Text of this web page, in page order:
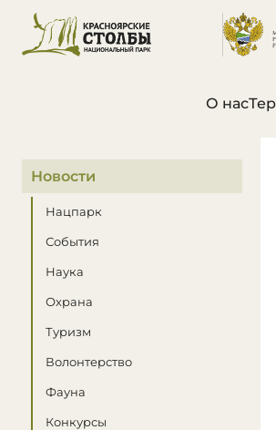
О нас
В этом разделе
Новости
Нацпарк
События
Наука
Охрана
Туризм
Волонтерство
Фауна
Конкурсы